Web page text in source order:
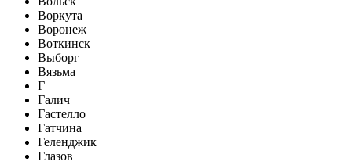
Воркута
Воронеж
Воткинск
Выборг
Вязьма
Г
Галич
Гастелло
Гатчина
Геленджик
Глазов